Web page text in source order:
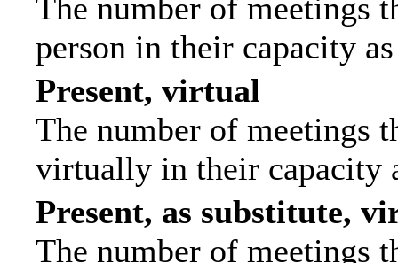
The number of meetings
person in their capacity
Present, virtual
The number of meetings
virtually in their capacity
Present, as substitute,
The number of meetings